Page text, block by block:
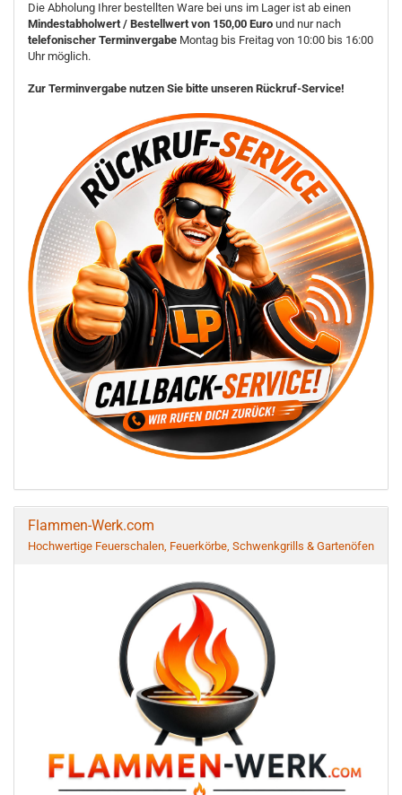
Die Abholung Ihrer bestellten Ware bei uns im Lager ist ab einen
Mindestabholwert / Bestellwert von 150,00 Euro und nur nach
telefonischer Terminvergabe Montag bis Freitag von 10:00 bis 16:00
Uhr möglich.
Zur Terminvergabe nutzen Sie bitte unseren Rückruf-Service!
Flammen-Werk.com
Hochwertige Feuerschalen, Feuerkörbe, Schwenkgrills & Gartenöfen